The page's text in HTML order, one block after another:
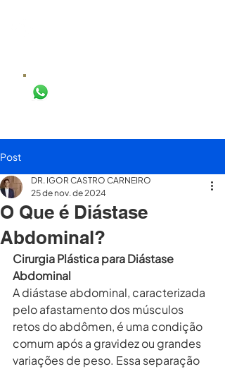
Post
O Que é Diástase
Abdominal?
DR. IGOR CASTRO CARNEIRO
25 de nov. de 2024
Cirurgia Plástica para Diástase
Abdominal
A diástase abdominal, caracterizada
pelo afastamento dos músculos
retos do abdômen, é uma condição
comum após a gravidez ou grandes
variações de peso. Essa separação